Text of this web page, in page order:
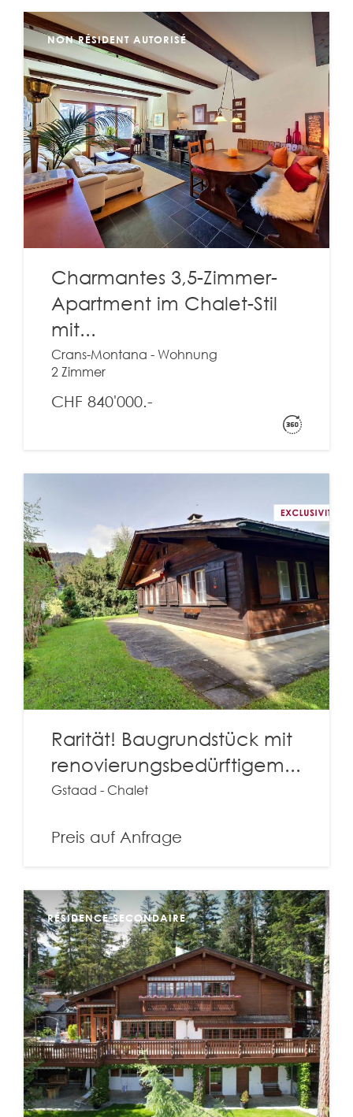
NON RÉSIDENT AUTORISÉ
Charmantes 3,5-Zimmer-
Apartment im Chalet-Stil
mit...
Crans-Montana - Wohnung
2 Zimmer
CHF 840'000.-
Rarität! Baugrundstück mit
renovierungsbedürftigem...
Gstaad - Chalet
Preis auf Anfrage
RÉSIDENCE SECONDAIRE